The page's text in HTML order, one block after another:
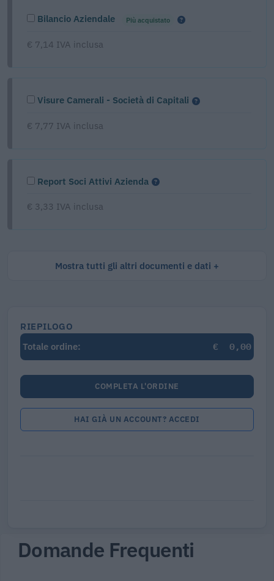
Bilancio Aziendale Più acquistato
€ 7,14 IVA inclusa
Visure Camerali - Società di Capitali
€ 7,77 IVA inclusa
Report Soci Attivi Azienda
€ 3,33 IVA inclusa
Mostra tutti gli altri documenti e dati
RIEPILOGO
Totale ordine:
€ 0,00
COMPLETA L'ORDINE
HAI GIÀ UN ACCOUNT? ACCEDI
Domande Frequenti